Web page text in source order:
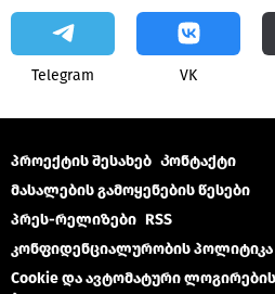
Telegram VK
პროექტის შესახებ Კონტაქტი
მასალების გამოყენების წესები
პრეს-რელიზები RSS
კონფიდენციალურობის პოლიტიკა
Cookie და ავტომატური